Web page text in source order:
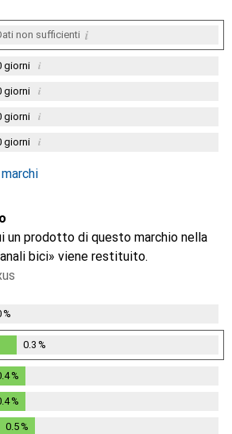
non sufficienti i
giorni i
giorni i
giorni i
giorni i
un prodotto di questo marchio nella
bici» viene restituito.
%
%
0.3 %
%
%
0.5%